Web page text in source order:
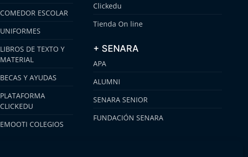
COMEDOR ESCOLAR
UNIFORMES
LIBROS DE TEXTO Y
MATERIAL
BECAS Y AYUDAS
PLATAFORMA
CLICKEDU
EMOOTI COLEGIOS
Clickedu
Tienda On line
+ SENARA
APA
ALUMNI
SENARA SENIOR
FUNDACIÓN SENARA